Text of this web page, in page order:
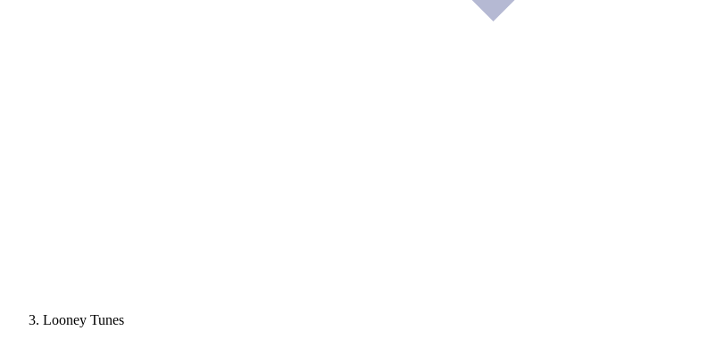
Looney Tunes